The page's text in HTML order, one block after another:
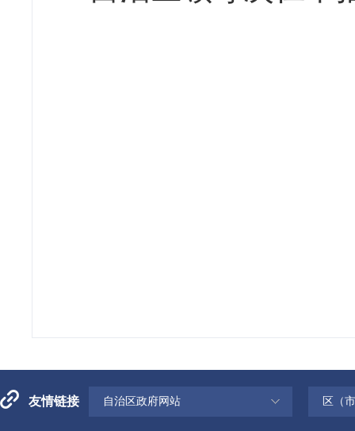
友情链接 自治区政府网站 区（